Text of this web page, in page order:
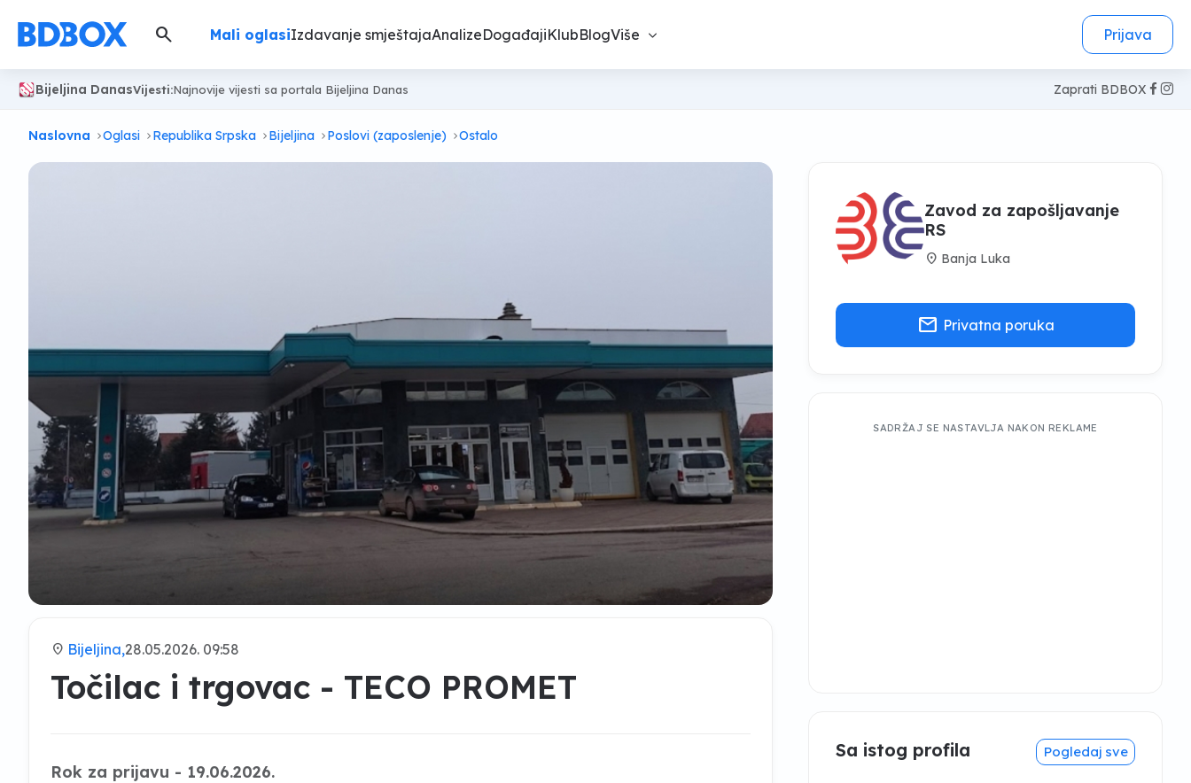
search Mali oglasiIzdavanje smještajaAnalizeDogađajiKlubBlogViše Prijava
Bijeljina DanasVijesti:Najnovije vijesti sa portala Bijeljina Danas Zaprati BDBOX
Naslovna Oglasi Republika Srpska Bijeljina Poslovi (zaposlenje) Ostalo
location_on Bijeljina,28.05.2026. 09:58
Točilac i trgovac - TECO PROMET
Rok za prijavu - 19.06.2026.
Zavod za zapošljavanje
RS
location_on Banja Luka
mail Privatna poruka
SADRŽAJ SE NASTAVLJA NAKON REKLAME
Sa istog profila Pogledaj sve